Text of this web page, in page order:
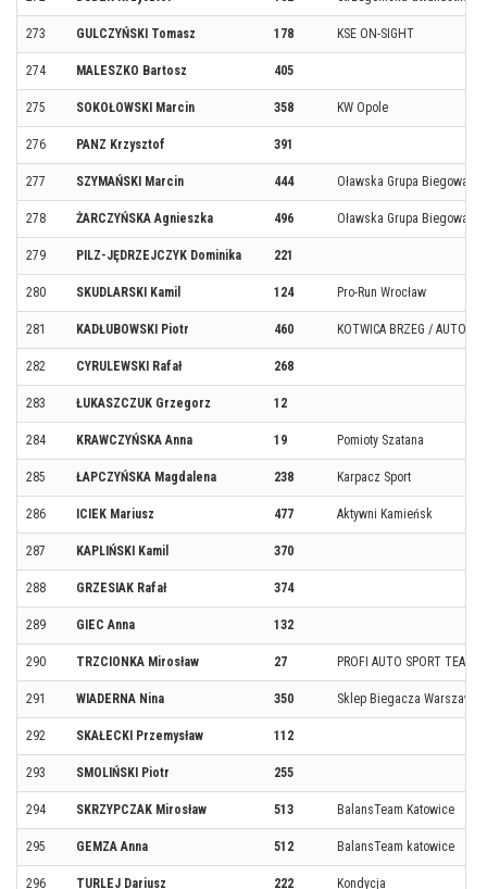
273 GULCZYŃSKI Tomasz 178 KSE ON-SIGHT
274 MALESZKO Bartosz 405
275 SOKOŁOWSKI Marcin 358 KW Opole
276 PANZ Krzysztof 391
277 SZYMAŃSKI Marcin 444 Oławska Grupa Biegowa
278 ŻARCZYŃSKA Agnieszka 496 Oławska Grupa Biegowa
279 PILZ-JĘDRZEJCZYK Dominika 221
280 SKUDLARSKI Kamil 124 Pro-Run Wrocław
281 KADŁUBOWSKI Piotr 460 KOTWICA BRZEG /
282 CYRULEWSKI Rafał 268
283 ŁUKASZCZUK Grzegorz 12
284 KRAWCZYŃSKA Anna 19 Pomioty Szatana
285 ŁAPCZYŃSKA Magdalena 238 Karpacz Sport
286 ICIEK Mariusz 477 Aktywni Kamieńsk
287 KAPLIŃSKI Kamil 370
288 GRZESIAK Rafał 374
289 GIEC Anna 132
290 TRZCIONKA Mirosław 27 PROFI AUTO SPORT TEAM
291 WIADERNA Nina 350 Sklep Biegacza Warszawa
292 SKAŁECKI Przemysław 112
293 SMOLIŃSKI Piotr 255
294 SKRZYPCZAK Mirosław 513 BalansTeam Katowice
295 GEMZA Anna 512 BalansTeam katowice
296 TURLEJ Dariusz 222 Kondycja